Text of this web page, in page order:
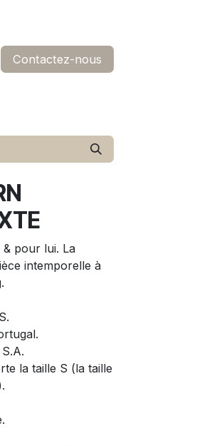
Contactez-nous​
pour lui. La
intemporelle à
la taille S (la taille